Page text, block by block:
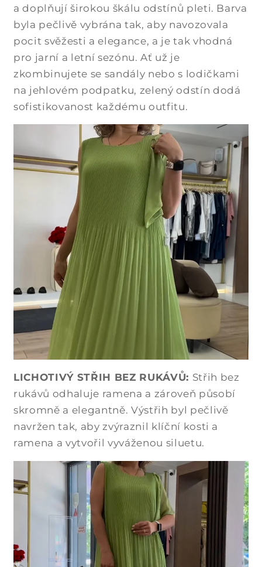
a doplňují širokou škálu odstínů pleti. Barva
byla pečlivě vybrána tak, aby navozovala
pocit svěžesti a elegance, a je tak vhodná
pro jarní a letní sezónu. Ať už je
zkombinujete se sandály nebo s lodičkami
na jehlovém podpatku, zelený odstín dodá
sofistikovanost každému outfitu.
LICHOTIVÝ STŘIH BEZ RUKÁVŮ: Střih bez
rukávů odhaluje ramena a zároveň působí
skromně a elegantně. Výstřih byl pečlivě
navržen tak, aby zvýraznil klíční kosti a
ramena a vytvořil vyváženou siluetu.